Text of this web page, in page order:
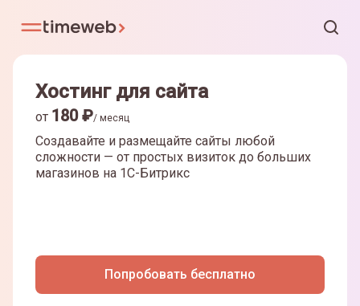
Хостинг для сайта
от 180₽/ месяц
Создавайте и размещайте сайты любой
сложности — от простых визиток до больших
магазинов на 1С-Битрикс
Попробовать бесплатно